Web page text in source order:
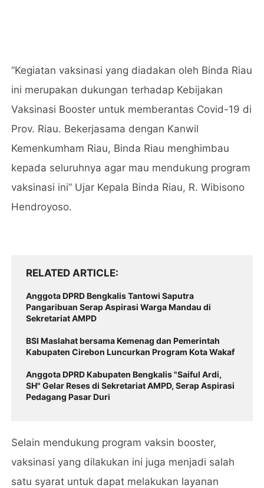
“Kegiatan vaksinasi yang diadakan oleh Binda Riau
ini merupakan dukungan terhadap Kebijakan
Vaksinasi Booster untuk memberantas Covid-19 di
Prov. Riau. Bekerjasama dengan Kanwil
Kemenkumham Riau, Binda Riau menghimbau
kepada seluruhnya agar mau mendukung program
vaksinasi ini” Ujar Kepala Binda Riau, R. Wibisono
Hendroyoso.
RELATED ARTICLE
Anggota DPRD Bengkalis Tantowi Saputra
Pangaribuan Serap Aspirasi Warga Mandau di
Sekretariat AMPD
BSI Maslahat bersama Kemenag dan Pemerintah
Kabupaten Cirebon Luncurkan Program Kota Wakaf
Anggota DPRD Kabupaten Bengkalis "Saiful Ardi,
SH" Gelar Reses di Sekretariat AMPD, Serap Aspirasi
Pedagang Pasar Duri
Selain mendukung program vaksin booster,
vaksinasi yang dilakukan ini juga menjadi salah
satu syarat untuk dapat melakukan layanan